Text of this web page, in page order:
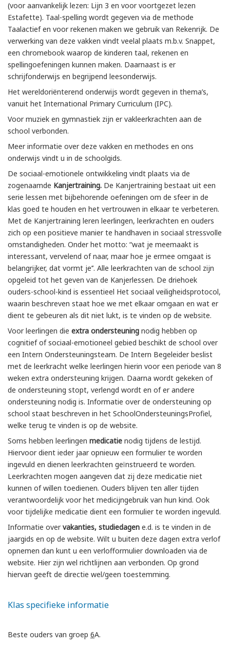
(voor aanvankelijk lezen: Lijn 3 en voor voortgezet lezen
Estafette). Taal-spelling wordt gegeven via de methode
Taalactief en voor rekenen maken we gebruik van Rekenrijk. De
verwerking van deze vakken vindt veelal plaats m.b.v. Snappet,
een chromebook waarop de kinderen taal, rekenen en
spellingoefeningen kunnen maken. Daarnaast is er
schrijfonderwijs en begrijpend leesonderwijs.
Het wereldoriënterend onderwijs wordt gegeven in thema’s,
vanuit het International Primary Curriculum (IPC).
Voor muziek en gymnastiek zijn er vakleerkrachten aan de
school verbonden.
Meer informatie over deze vakken en methodes en ons
onderwijs vindt u in de schoolgids.
De sociaal-emotionele ontwikkeling vindt plaats via de
zogenaamde Kanjertraining. De Kanjertraining bestaat uit een
serie lessen met bijbehorende oefeningen om de sfeer in de
klas goed te houden en het vertrouwen in elkaar te verbeteren.
Met de Kanjertraining leren leerlingen, leerkrachten en ouders
zich op een positieve manier te handhaven in sociaal stressvolle
omstandigheden. Onder het motto: “wat je meemaakt is
interessant, vervelend of naar, maar hoe je ermee omgaat is
belangrijker, dat vormt je’’. Alle leerkrachten van de school zijn
opgeleid tot het geven van de Kanjerlessen. De driehoek
ouders-school-kind is essentieel Het sociaal veiligheidsprotocol,
waarin beschreven staat hoe we met elkaar omgaan en wat er
dient te gebeuren als dit niet lukt, is te vinden op de website.
Voor leerlingen die extra ondersteuning nodig hebben op
cognitief of sociaal-emotioneel gebied beschikt de school over
een Intern Ondersteuningsteam. De Intern Begeleider beslist
met de leerkracht welke leerlingen hierin voor een periode van 8
weken extra ondersteuning krijgen. Daarna wordt gekeken of
de ondersteuning stopt, verlengd wordt en of er andere
ondersteuning nodig is. Informatie over de ondersteuning op
school staat beschreven in het SchoolOndersteuningsProfiel,
welke terug te vinden is op de website.
Soms hebben leerlingen medicatie nodig tijdens de lestijd.
Hiervoor dient ieder jaar opnieuw een formulier te worden
ingevuld en dienen leerkrachten geïnstrueerd te worden.
Leerkrachten mogen aangeven dat zij deze medicatie niet
kunnen of willen toedienen. Ouders blijven ten aller tijden
verantwoordelijk voor het medicijngebruik van hun kind. Ook
voor tijdelijke medicatie dient een formulier te worden ingevuld.
Informatie overvakanties, studiedagen e.d. is te vinden in de
jaargids en op de website. Wilt u buiten deze dagen extra verlof
opnemen dan kunt u een verlofformulier downloaden via de
website. Hier zijn wel richtlijnen aan verbonden. Op grond
hiervan geeft de directie wel/geen toestemming.
Klas specifieke informatie
Beste ouders van groep 6A.